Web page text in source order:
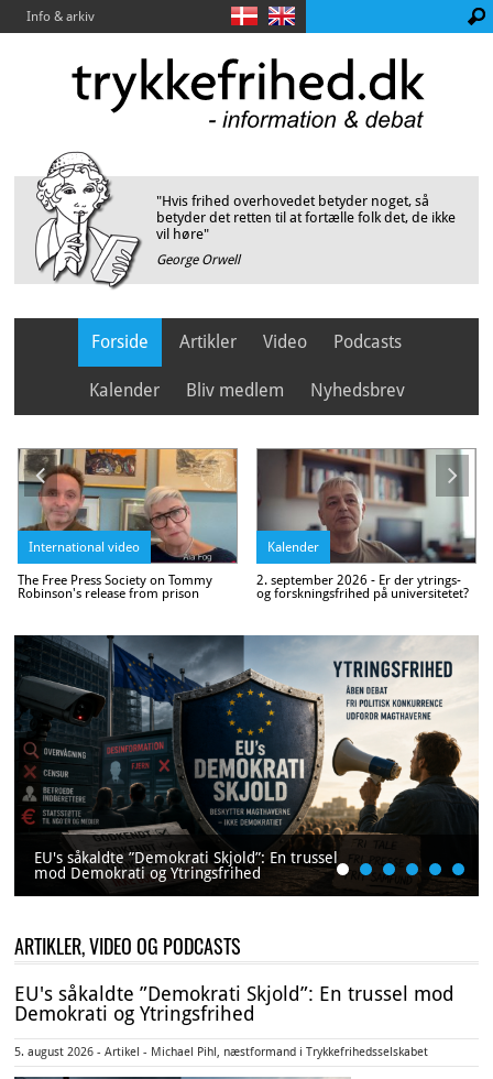
Info & arkiv
"Hvis frihed overhovedet betyder noget, så
betyder det retten til at fortælle folk det, de ikke
vil høre"
George Orwell
Forside Artikler Video Podcasts
Kalender Bliv medlem Nyhedsbrev
International video
The Free Press Society on Tommy
Robinson's release from prison
Kalender
2. september 2026 - Er der ytrings-
og forskningsfrihed på universitetet?
EU's såkaldte ”Demokrati Skjold”: En trussel
mod Demokrati og Ytringsfrihed
ARTIKLER, VIDEO OG PODCASTS
EU's såkaldte ”Demokrati Skjold”: En trussel mod
Demokrati og Ytringsfrihed
5. august 2026 - Artikel - Michael Pihl, næstformand i Trykkefrihedsselskabet